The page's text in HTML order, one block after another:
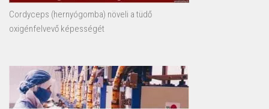
Cordyceps (hernyógomba) növeli a tüdő
oxigénfelvevő képességét